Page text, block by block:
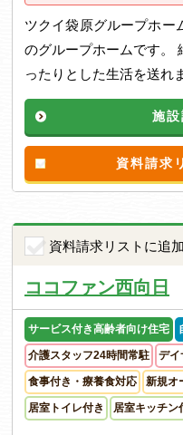
ツクイ袋原グループホー
のグループホームです。
ったりとした生活を送れ
施
資料請求
資料請求リストに追
ココファン西向日
サービス付き高齢者向け住宅
介護スタッフ24時間常駐 デイ
食事付き・療養食対応 新規オ
居室トイレ付き 居室キッチン